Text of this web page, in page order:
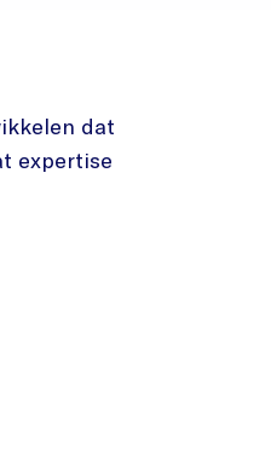
dat
expertise